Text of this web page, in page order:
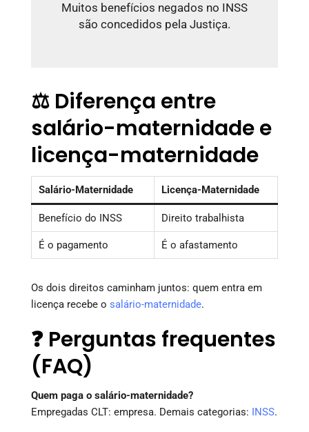
Muitos benefícios negados no INSS
são concedidos pela Justiça.
⚖️ Diferença entre
salário-maternidade e
licença-maternidade
Salário-Maternidade Licença-Maternidade
Benefício do INSS Direito trabalhista
É o pagamento É o afastamento
Os dois direitos caminham juntos: quem entra em
licença recebe o salário-maternidade.
❓ Perguntas frequentes
(FAQ)
Quem paga o salário-maternidade?
Empregadas CLT: empresa. Demais categorias: INSS.